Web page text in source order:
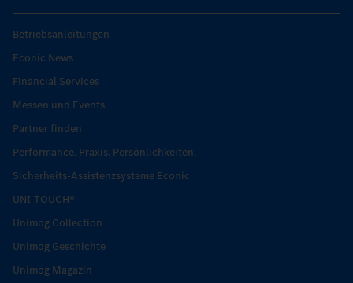
Betriebsanleitungen
Econic News
Financial Services
Messen und Events
Partner finden
Performance. Praxis. Persönlichkeiten.
Sicherheits-Assistenzsysteme Econic
UNI-TOUCH®
Unimog Collection
Unimog Geschichte
Unimog Magazin